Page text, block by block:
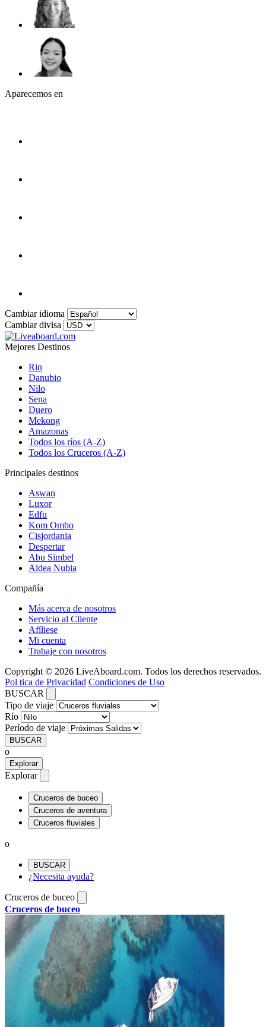
Aparecemos en
Cambiar idioma
Cambiar divisa
Mejores Destinos
Rin
Danubio
Nilo
Sena
Duero
Mekong
Amazonas
Todos los ríos (A-Z)
Todos los Cruceros (A-Z)
Principales destinos
Aswan
Luxor
Edfu
Kom Ombo
Cisjordania
Despertar
Abu Simbel
Aldea Nubia
Compañía
Más acerca de nosotros
Servicio al Cliente
Afíliese
Mi cuenta
Trabaje con nosotros
Copyright © 2026 LiveAboard.com. Todos los derechos reservados.
Pol tica de Privacidad Condiciones de Uso
BUSCAR
Tipo de viaje
Río
Período de viaje
BUSCAR
o
Explorar
Explorar
Cruceros de buceo
Cruceros de aventura
Cruceros fluviales
o
BUSCAR
¿Necesita ayuda?
Cruceros de buceo
Cruceros de buceo